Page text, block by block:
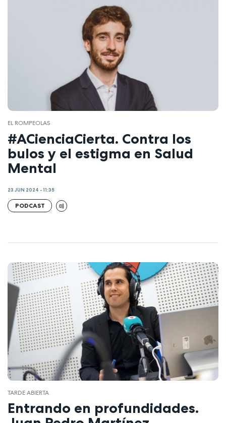
EL ROMPEOLAS
#ACienciaCierta. Contra los
bulos y el estigma en Salud
Mental
23 JUN 2024 - 11:35
PODCAST
TARDE ABIERTA
Entrando en profundidades.